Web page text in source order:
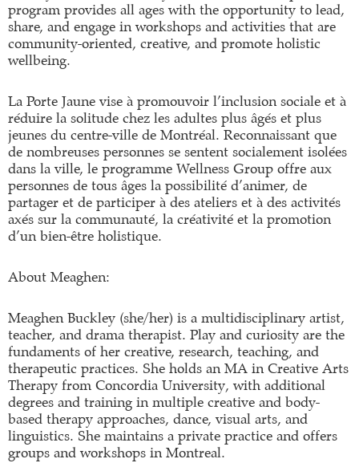
program provides all ages with the opportunity to lead,
share, and engage in workshops and activities that are
community-oriented, creative, and promote holistic
wellbeing.
La Porte Jaune vise à promouvoir l’inclusion sociale et à
réduire la solitude chez les adultes plus âgés et plus
jeunes du centre-ville de Montréal. Reconnaissant que
de nombreuses personnes se sentent socialement isolées
dans la ville, le programme Wellness Group offre aux
personnes de tous âges la possibilité d’animer, de
partager et de participer à des ateliers et à des activités
axés sur la communauté, la créativité et la promotion
d’un bien-être holistique.
About Meaghen:
Meaghen Buckley (she/her) is a multidisciplinary artist,
teacher, and drama therapist. Play and curiosity are the
fundaments of her creative, research, teaching, and
therapeutic practices. She holds an MA in Creative Arts
Therapy from Concordia University, with additional
degrees and training in multiple creative and body-
based therapy approaches, dance, visual arts, and
linguistics. She maintains a private practice and offers
groups and workshops in Montreal.